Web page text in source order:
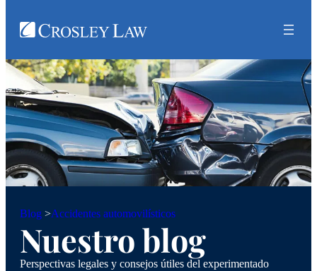
Blog >Accidentes automovilísticos
Nuestro blog
Perspectivas legales y consejos útiles del experimentado